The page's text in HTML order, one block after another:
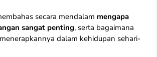
secara mendalam mengapa
sangat penting, serta bagaimana
dalam kehidupan sehari-